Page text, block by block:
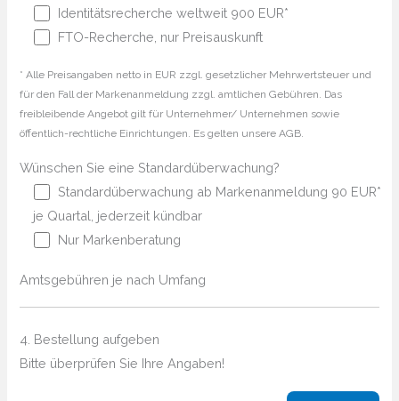
Identitätsrecherche weltweit 900 EUR*
FTO-Recherche, nur Preisauskunft
* Alle Preisangaben netto in EUR zzgl. gesetzlicher Mehrwertsteuer und
für den Fall der Markenanmeldung zzgl. amtlichen Gebühren. Das
freibleibende Angebot gilt für Unternehmer/ Unternehmen sowie
öffentlich-rechtliche Einrichtungen. Es gelten unsere AGB.
Wünschen Sie eine Standardüberwachung?
Standardüberwachung ab Markenanmeldung 90 EUR*
je Quartal, jederzeit kündbar
Nur Markenberatung
Amtsgebühren je nach Umfang
4. Bestellung aufgeben
Bitte überprüfen Sie Ihre Angaben!